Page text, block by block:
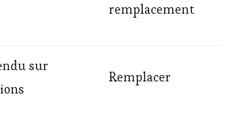
remplacement
sur
Remplacer